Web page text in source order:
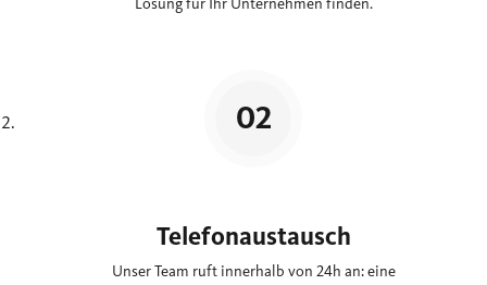
Telefonaustausch
Unser Team ruft innerhalb von 24h an: eine